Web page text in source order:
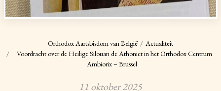
Orthodox Aartsbisdom van België
Actualiteit
Voordracht over de Heilige Silouan de Athoniet in het Orthodox Centrum
Ambiorix – Brussel
11 oktober 2025